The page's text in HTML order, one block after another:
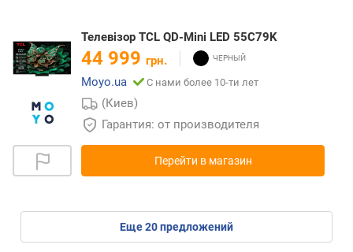
Телевізор TCL QD-Mini LED 55C79K
44 999 грн.
Moyo.ua
С нами более 10-ти лет
(Киев)
Гарантия: от производителя
Перейти в магазин
eще20предложений